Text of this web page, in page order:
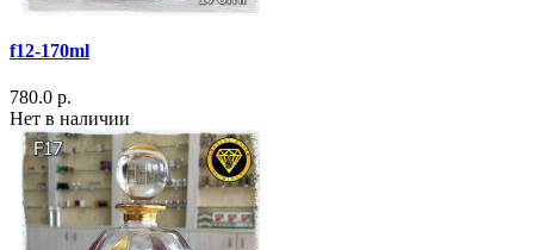
f12-170ml
780.0 р.
Нет в наличии